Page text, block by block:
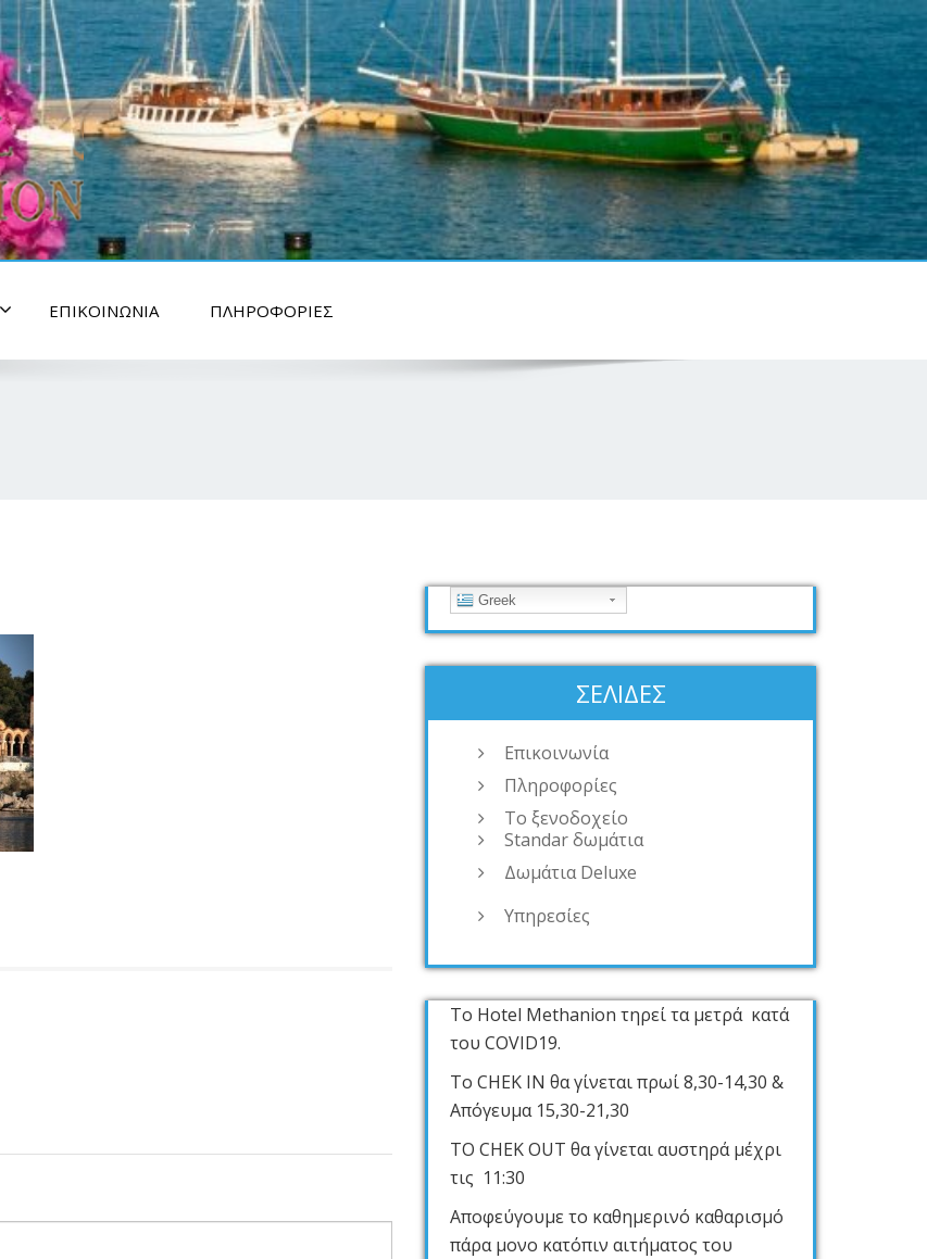
ΕΠΙΚΟΙΝΩΝΊΑ ΠΛΗΡΟΦΟΡΊΕΣ
Greek
ΣΕΛΊΔΕΣ
Επικοινωνία
Πληροφορίες
Το ξενοδοχείο
Standar δωμάτια
Δωμάτια Deluxe
Υπηρεσίες
Το Hotel Methanion τηρεί τα μετρά κατά
του COVID19.
Το CHEK IN θα γίνεται πρωί 8,30-14,30 &
Απόγευμα 15,30-21,30
ΤΟ CHEK OUT θα γίνεται αυστηρά μέχρι
τις 11:30
Αποφεύγουμε το καθημερινό καθαρισμό
πάρα μονο κατόπιν αιτήματος του